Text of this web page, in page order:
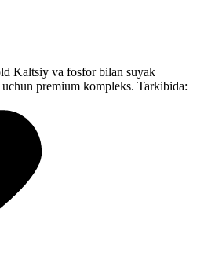
Kaltsiy va fosfor bilan suyak
premium kompleks. Tarkibida: